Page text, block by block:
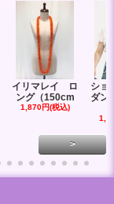
イリマレイ ロ
ング（150cm
1,870円(税込)
ショ
ダン
>